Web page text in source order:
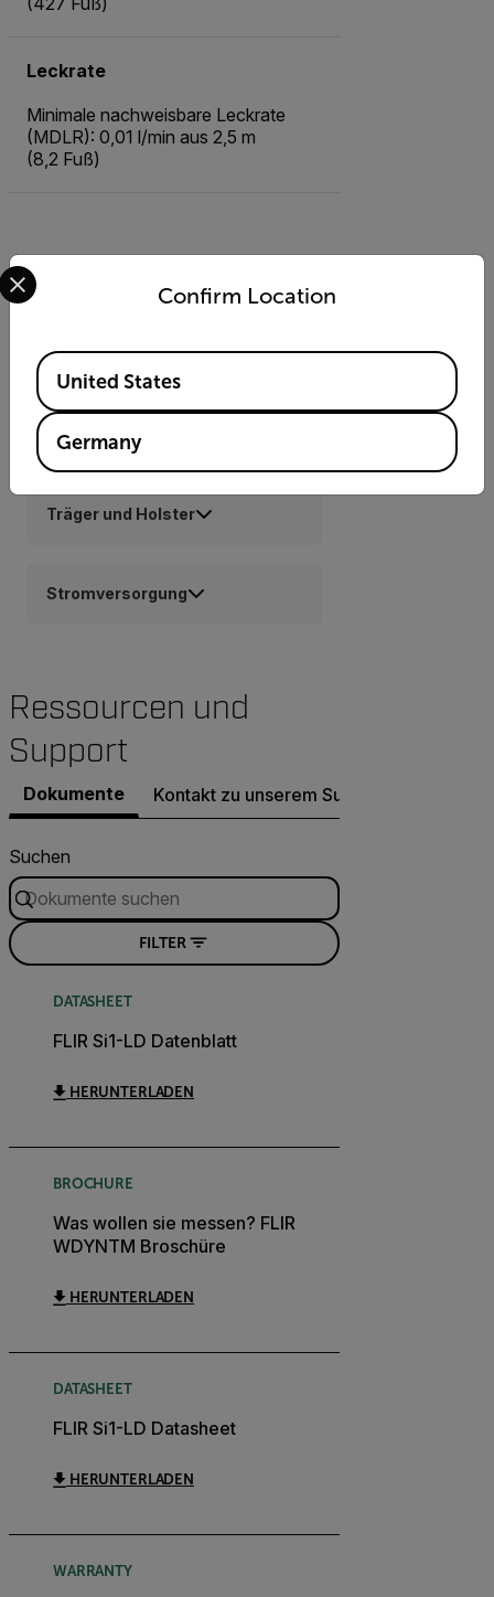
Leckrate
Minimale nachweisbare Leckrate
(MDLR): 0,01 l/min aus 2,5 m
(8,2 Fuß)
Zubehör
Software
Thermal Studio Suite
Träger und Holster
Stromversorgung
Ressourcen und
Support
Dokumente Kontakt zu unserem Support
Suchen
FILTER
DATASHEET
FLIR Si1-LD Datenblatt
HERUNTERLADEN
BROCHURE
Was wollen sie messen? FLIR
WDYNTM Broschüre
HERUNTERLADEN
DATASHEET
FLIR Si1-LD Datasheet
HERUNTERLADEN
WARRANTY
Confirm Location
Select your preferred country and language from the
Available Locations
United States
Germany